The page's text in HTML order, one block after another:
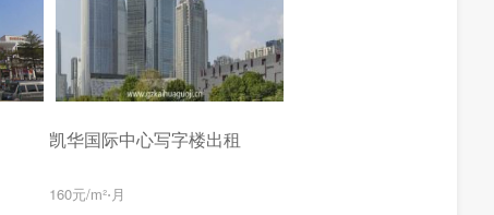
凯华国际中心写字楼出租
160元/m²⋅月